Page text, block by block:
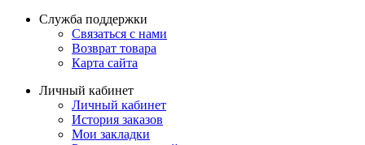
Служба поддержки
Связаться с нами
Возврат товара
Карта сайта
Личный кабинет
Личный кабинет
История заказов
Мои закладки